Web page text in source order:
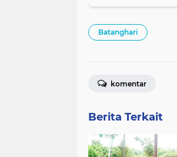
Batanghari
komentar
Berita Terkait